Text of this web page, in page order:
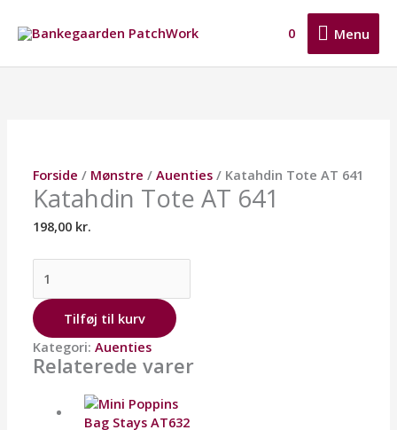
indholdet
Menu
Menu
0
Forside / Mønstre /Auenties / Katahdin Tote AT 641
Katahdin Tote AT 641
198,00 kr.
Tilføj til kurv
Kategori:Auenties
Relaterede varer